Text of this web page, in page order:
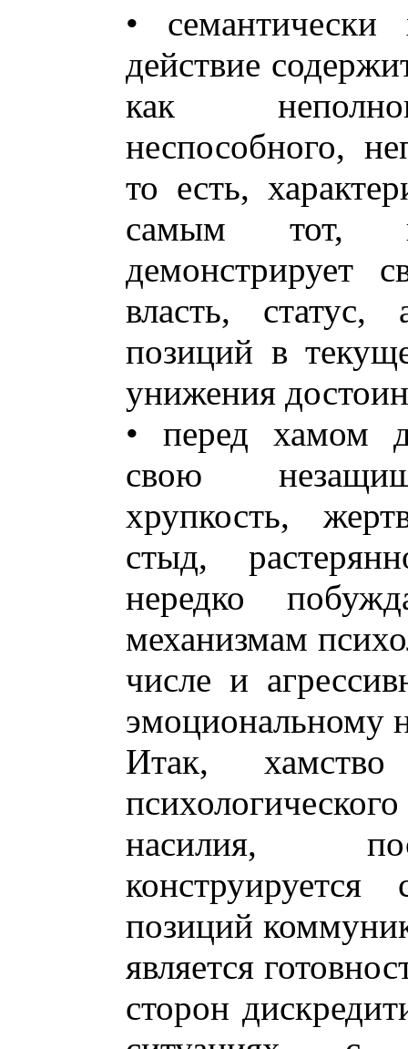
• семантически
действие
как
неспособного,
то есть,
самым тот,
демонстрирует
власть, статус,
позиций в
унижения
• перед хамом
свою
хрупкость,
стыд,
нередко
механизмам
числе и
эмоциональному
Итак,
насилия,
конструируется
позиций
является
сторон